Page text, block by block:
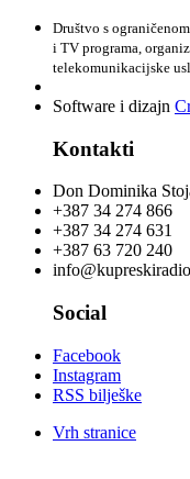
Društvo s
i TV programa,
telekomunikacijske
Software i dizajn
Kontakti
Don Dominika
+387 34 274 866
+387 34 274 631
+387 63 720 240
Social
Facebook
Instagram
RSS bilješke
Vrh stranice